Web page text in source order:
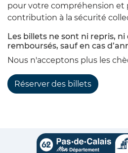
pour votre compréhension et
contribution à la sécurité
Les billets ne sont ni repris, ni
remboursés, sauf en cas
Nous n'acceptons plus les
Réserver des billets